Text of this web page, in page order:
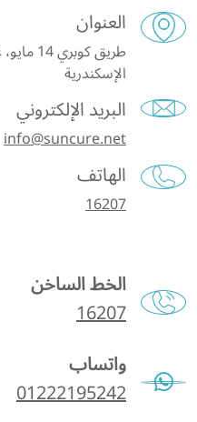
العنوان
طريق
الإسكندرية
البريد الإلكتروني
info@suncure.net
الهاتف
16207
الخط الساخن
16207
واتساب
01222195242